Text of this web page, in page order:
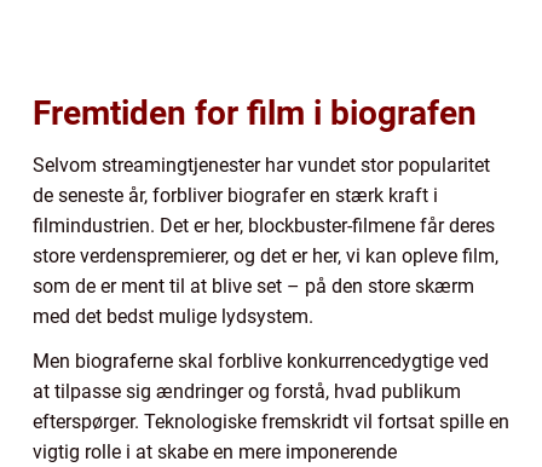
Fremtiden for film i biografen
Selvom streamingtjenester har vundet stor popularitet
de seneste år, forbliver biografer en stærk kraft i
filmindustrien. Det er her, blockbuster-filmene får deres
store verdenspremierer, og det er her, vi kan opleve film,
som de er ment til at blive set – på den store skærm
med det bedst mulige lydsystem.
Men biograferne skal forblive konkurrencedygtige ved
at tilpasse sig ændringer og forstå, hvad publikum
efterspørger. Teknologiske fremskridt vil fortsat spille en
vigtig rolle i at skabe en mere imponerende